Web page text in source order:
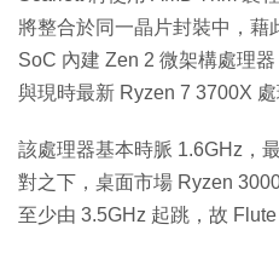
將整合於同一晶片封裝中，藉
SoC 內建 Zen 2 微架構處理
與現時最新 Ryzen 7 3700X 處
該處理器基本時脈 1.6GHz，
對之下，桌面市場 Ryzen
至少由 3.5GHz 起跳，故 Flute